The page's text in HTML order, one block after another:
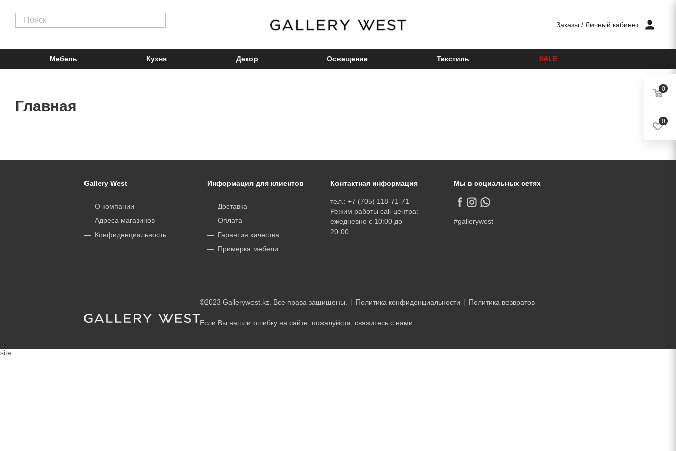
Заказы / Личный кабинет
Мебель Кухня Декор Освещение Текстиль SALE
Главная
Gallery West
О компании
Адреса магазинов
Конфиденциальность
Информация для клиентов
Доставка
Оплата
Гарантия качества
Примерка мебели
Контактная информация
тел.: +7 (705) 118-71-71
Режим работы call-центра:
ежедневно с 10:00 до
20:00
Мы в социальных сетях
#gallerywest
©2023 Gallerywest.kz. Все права защищены. Политика конфиденциальности Политика возвратов
Если Вы нашли ошибку на сайте, пожалуйста, свяжитесь с нами.
0
0
site